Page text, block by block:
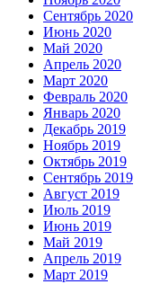
Сентябрь 2020
Июнь 2020
Май 2020
Апрель 2020
Март 2020
Февраль 2020
Январь 2020
Декабрь 2019
Ноябрь 2019
Октябрь 2019
Сентябрь 2019
Август 2019
Июль 2019
Июнь 2019
Май 2019
Апрель 2019
Март 2019